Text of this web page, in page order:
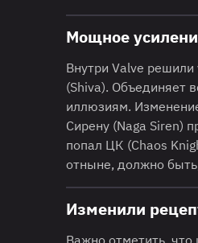
Мощное
Внутри Valve
(Shiva). Объединяет
иллюзиям.
Сирену (Naga Siren)
попал ЦК (Chaos
отныне, должно
Изменили
Важно отметить, что